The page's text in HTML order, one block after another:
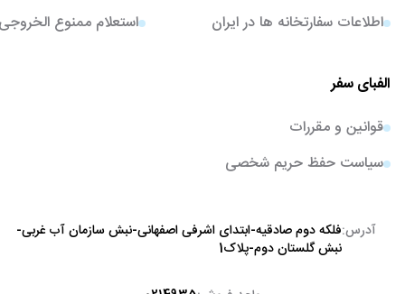
اطلاعات سفارتخانه ها در ایران
استعلام ممنوع
الفبای سفر
قوانین و مقررات
سیاست حفظ حریم شخصی
آدرس:فلکه دوم صادقیه-ابتدای اشرفی اصفهانی-نبش سازمان آب غربی-
نبش گلستان دوم-پلاک1